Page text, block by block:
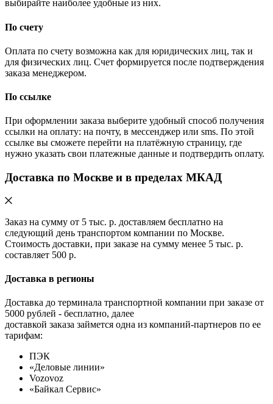
выбирайте наиболее удобные из них.
По счету
Оплата по счету возможна как для юридических лиц, так и
для физических лиц. Счет формируется после подтверждения
заказа менеджером.
По ссылке
При оформлении заказа выберите удобный способ получения
ссылки на оплату: на почту, в мессенджер или sms. По этой
ссылке вы сможете перейти на платёжную страницу, где
нужно указать свои платежные данные и подтвердить оплату.
Доставка по Москве и в пределах МКАД
Заказ на сумму от 5 тыс. р. доставляем бесплатно на
следующий день транспортом компании по Москве.
Стоимость доставки, при заказе на сумму менее 5 тыс. р.
составляет 500 р.
Доставка в регионы
Доставка до терминала транспортной компании при заказе от
5000 рублей - бесплатно, далее
доставкой заказа займется одна из компаний-партнеров по ее
тарифам:
ПЭК
«Деловые линии»
Vozovoz
«Байкал Сервис»